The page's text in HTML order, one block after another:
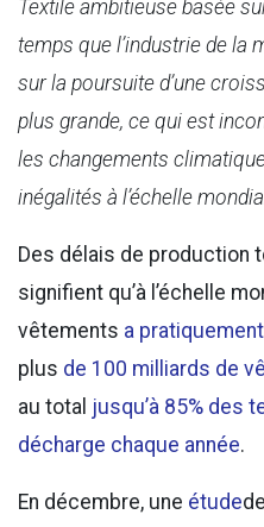
Textile ambitieuse basée
temps que l’industrie de la
sur la poursuite d’une
plus grande, ce qui est
les changements
inégalités à l’échelle
Des délais de production
signifient qu’à l’échelle
vêtements a
plus de 100 milliards de
au total jusqu’à 85% des
décharge chaque année.
En décembre, une étude